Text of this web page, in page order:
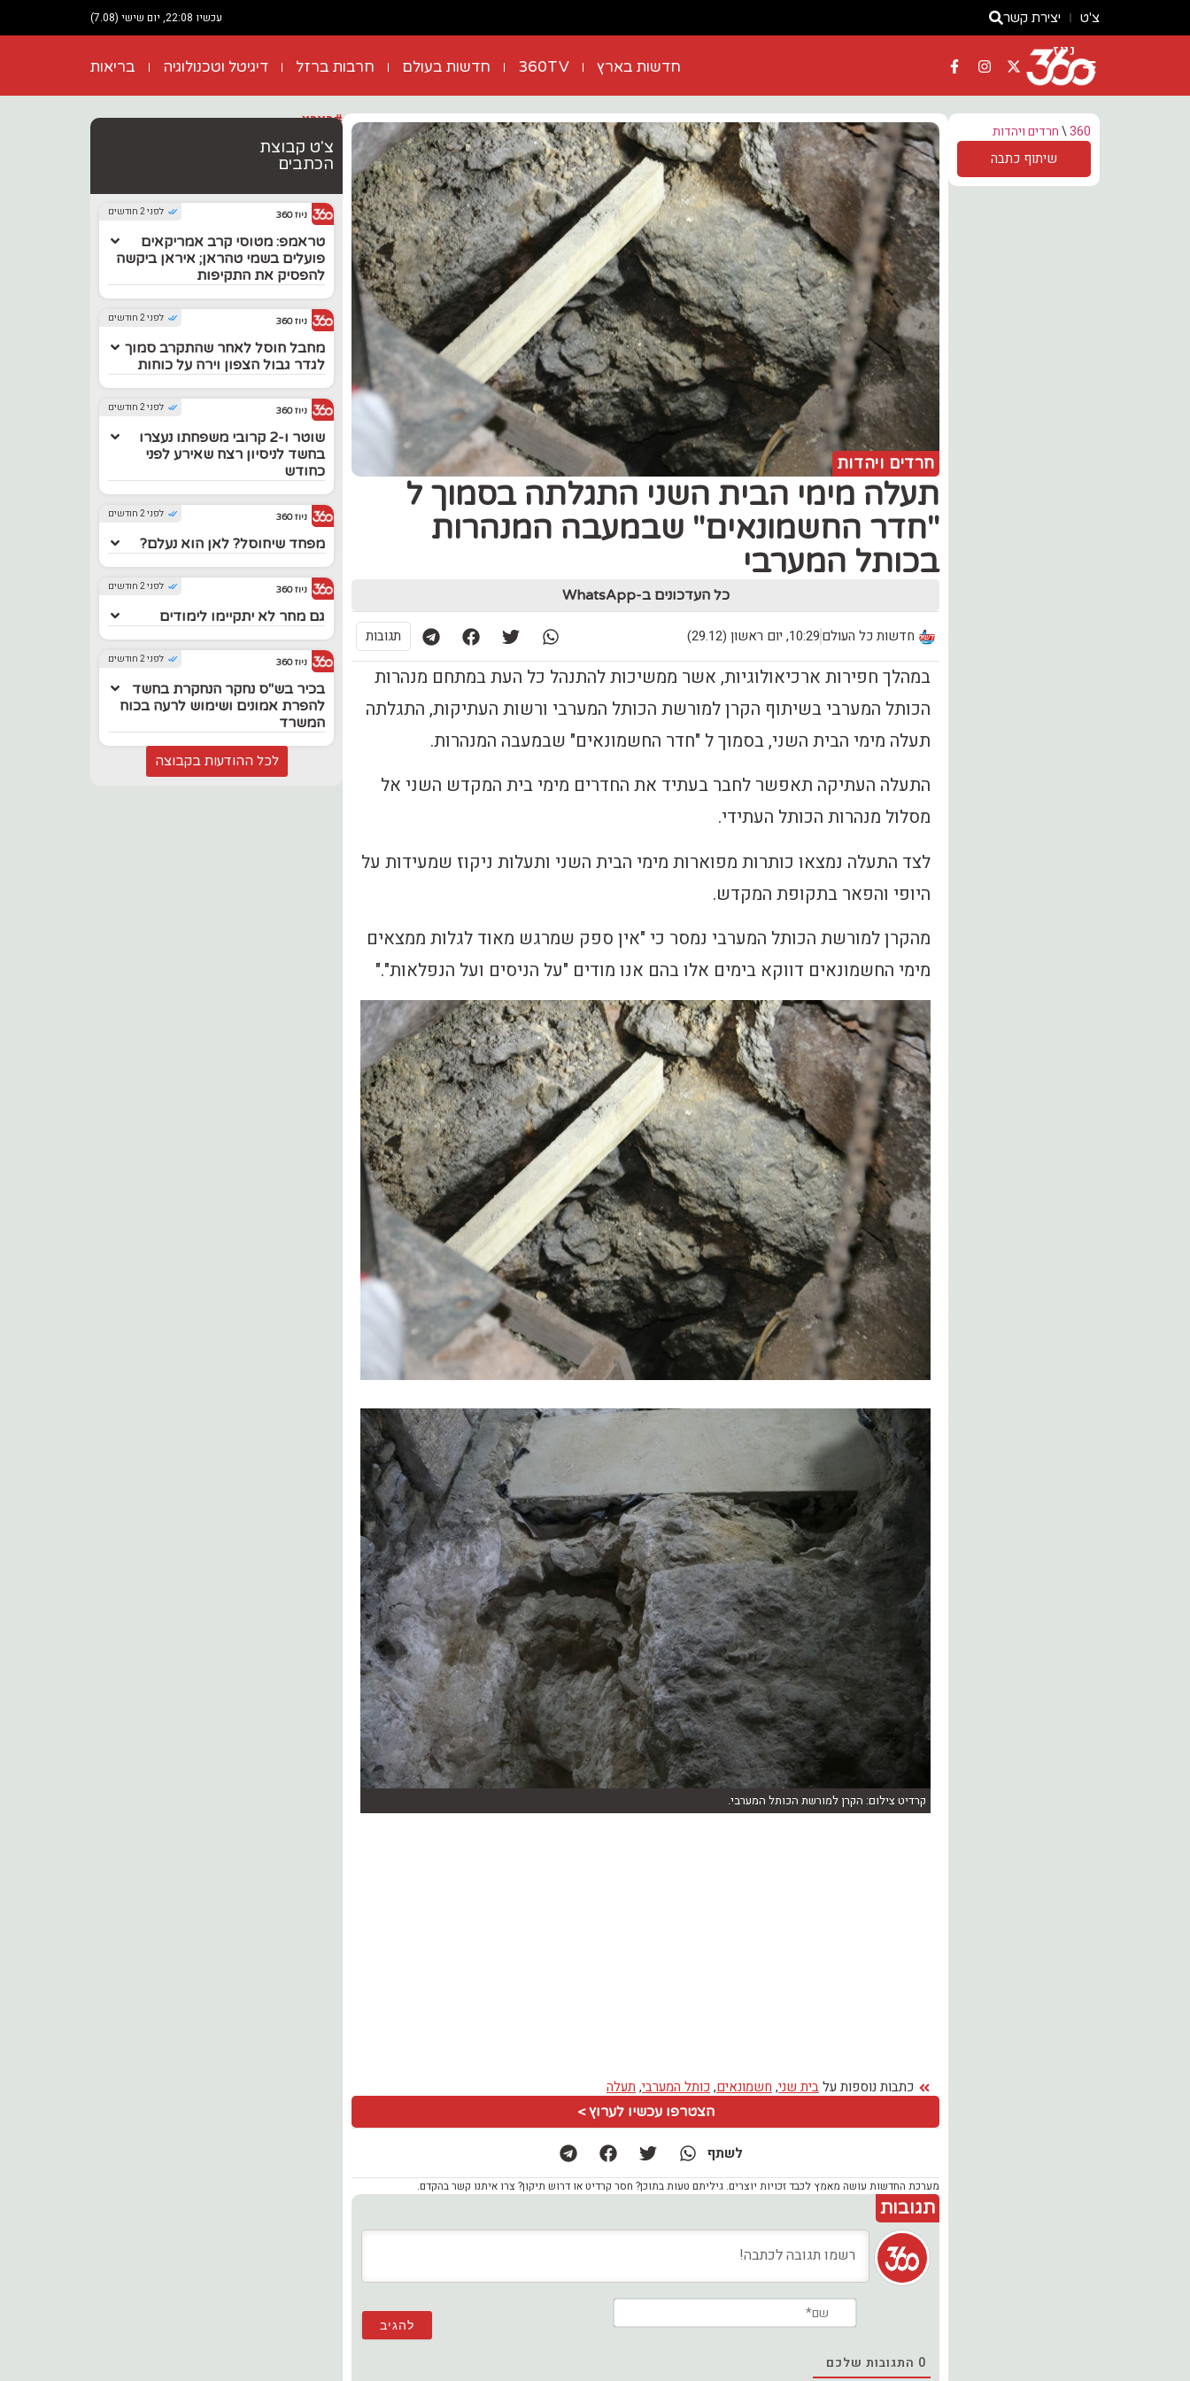
צ'ט יצירת קשר עכשיו 22:08, יום שישי (7.08)
ניוז
חדשות בארץ 360TV חדשות בעולם חרבות ברזל דיגיטל וטכנולוגיה בריאות
360
\חרדים ויהדות
שיתוף כתבה
חרדים ויהדות
תעלה מימי הבית השני התגלתה בסמוך ל
"חדר החשמונאים" שבמעבה המנהרות
בכותל המערבי
כל העדכונים ב-WhatsApp
חדשות כל העולם10:29, יום ראשון (29.12) תגובות
במהלך חפירות ארכיאולוגיות, אשר ממשיכות להתנהל כל העת במתחם מנהרות
הכותל המערבי בשיתוף הקרן למורשת הכותל המערבי ורשות העתיקות, התגלתה
תעלה מימי הבית השני, בסמוך ל "חדר החשמונאים" שבמעבה המנהרות.
התעלה העתיקה תאפשר לחבר בעתיד את החדרים מימי בית המקדש השני אל
מסלול מנהרות הכותל העתידי.
לצד התעלה נמצאו כותרות מפוארות מימי הבית השני ותעלות ניקוז שמעידות על
היופי והפאר בתקופת המקדש.
מהקרן למורשת הכותל המערבי נמסר כי "אין ספק שמרגש מאוד לגלות ממצאים
מימי החשמונאים דווקא בימים אלו בהם אנו מודים "על הניסים ועל הנפלאות"."
קרדיט צילום: הקרן למורשת הכותל המערבי.
כתבות נוספות עלבית שני, חשמונאים, כותל המערבי, תעלה
הצטרפו עכשיו לערוץ >
לשתף
מערכת החדשות עושה מאמץ לכבד זכויות יוצרים. גיליתם טעות בתוכן? חסר קרדיט או דרוש תיקון? צרו איתנו קשר בהקדם.
תגובות
0 התגובות שלכם
#בארץ
צ'ט קבוצת
הכתבים
לפני 2 חודשים ניוז 360
טראמפ: מטוסי קרב אמריקאים
פועלים בשמי טהראן; איראן ביקשה
להפסיק את התקיפות
לפני 2 חודשים ניוז 360
מחבל חוסל לאחר שהתקרב סמוך
לגדר גבול הצפון וירה על כוחות
לפני 2 חודשים ניוז 360
שוטר ו-2 קרובי משפחתו נעצרו
בחשד לניסיון רצח שאירע לפני
כחודש
לפני 2 חודשים ניוז 360
מפחד שיחוסל? לאן הוא נעלם?
לפני 2 חודשים ניוז 360
גם מחר לא יתקיימו לימודים
לפני 2 חודשים ניוז 360
בכיר בש"ס נחקר הנחקרת בחשד
להפרת אמונים ושימוש לרעה בכוח
המשרד
לכל ההודעות בקבוצה